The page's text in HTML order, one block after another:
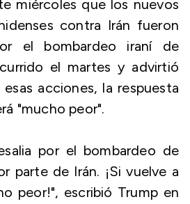
miércoles que los nuevos
contra Irán fueron
el bombardeo iraní de
el martes y advirtió
acciones, la respuesta
"mucho peor".
por el bombardeo de
parte de Irán. ¡Si vuelve a
peor!", escribió Trump en